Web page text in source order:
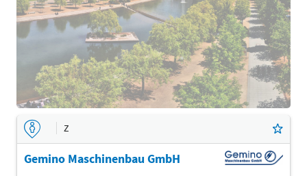
Z
Gemino Maschinenbau GmbH